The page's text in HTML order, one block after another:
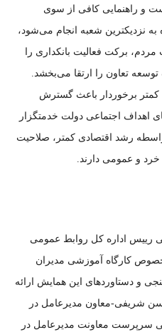
و راهنمایی کافی از سوی
نزدیکترین شعبه انجام می‌شود،
برکت فعالیت بانکداری را
تعاون را ارتقا می‌بخشد.
کمتر برخوردار باعث گسترش
اهداف اجتماعی دولت خدمتگزار
رشد اقتصادی کمتر، صلاحیت
خرد و عمومی دارند.
رییس اداره کل روابط عمومی
کارگاه آموزشی مدیران
و دستاورد‌های این همایش ارائه
شریفی-معاون مدیرعامل در
سرپرست معاونت مدیرعامل در